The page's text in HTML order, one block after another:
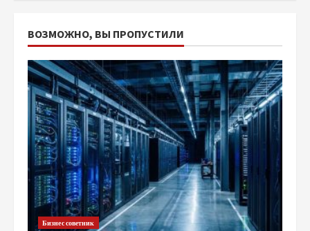
ВОЗМОЖНО, ВЫ ПРОПУСТИЛИ
Бизнес советник